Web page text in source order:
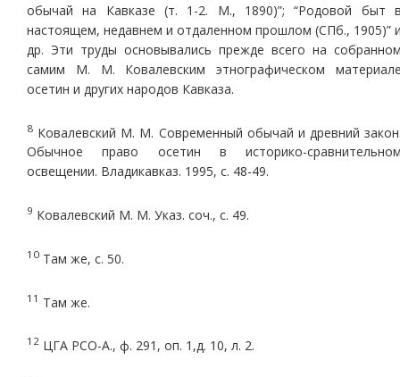
обычай на Кавказе (т. 1-2. М., 1890)”; “Родовой быт
настоящем, недавнем и отдаленном прошлом (СПб., 1905)”
др. Эти труды основывались прежде всего на
самим М. М. Ковалевским этнографическом
осетин и других народов Кавказа.
8 Ковалевский М. М. Современный обычай и древний
Обычное право осетин в историко-
освещении. Владикавказ. 1995, с. 48-49.
9 Ковалевский М. М. Указ. соч., с. 49.
10 Там же, с. 50.
11 Там же.
12 ЦГА РСО-А., ф. 291, оп. 1,д. 10, л. 2.